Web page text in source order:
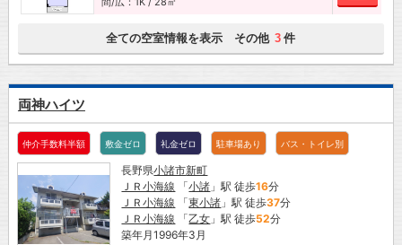
全ての空室情報を表示 その他 3 件
両神ハイツ
仲介手数料半額 敷金ゼロ 礼金ゼロ 駐車場あり バス・トイレ別
長野県小諸市新町
ＪＲ小海線 「小諸 」駅 徒歩16分
ＪＲ小海線 「東小諸 」駅 徒歩37分
ＪＲ小海線 「乙女 」駅 徒歩52分
築年月1996年3月